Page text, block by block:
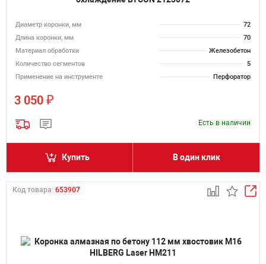
Диаметр коронки, мм
72
Длина коронки, мм
70
Материал обработки
Железобетон
Количество сегментов
5
Применение на инструменте
Перфоратор
3 050 ₽
Есть в наличии
Купить В один клик
Код товара: 653907